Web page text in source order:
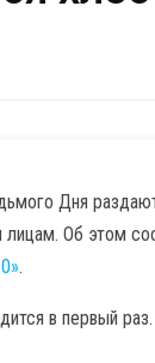
Дня
Об этом
.
в первый